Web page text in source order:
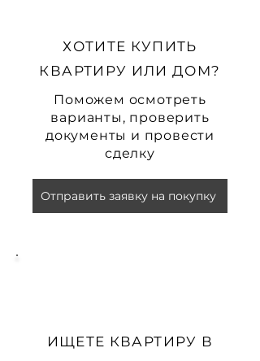
ХОТИТЕ КУПИТЬ
КВАРТИРУ ИЛИ ДОМ?
Поможем осмотреть
варианты, проверить
документы и провести
сделку
Отправить заявку на покупку
ИЩЕТЕ КВАРТИРУ В